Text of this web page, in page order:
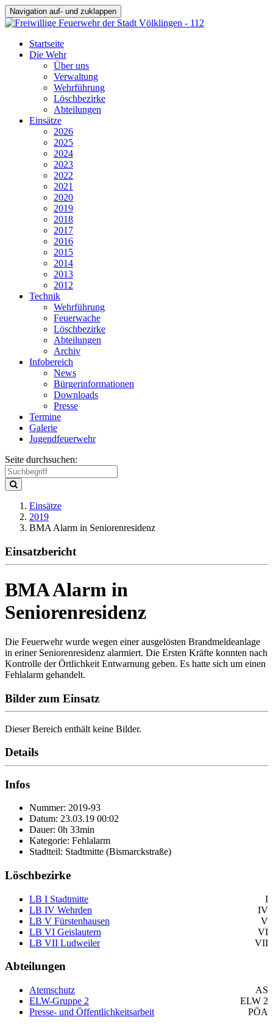
Navigation auf- und zuklappen
Startseite
Die Wehr
Über uns
Verwaltung
Wehrführung
Löschbezirke
Abteilungen
Einsätze
2026
2025
2024
2023
2022
2021
2020
2019
2018
2017
2016
2015
2014
2013
2012
Technik
Wehrführung
Feuerwache
Löschbezirke
Abteilungen
Archiv
Infobereich
News
Bürgerinformationen
Downloads
Presse
Termine
Galerie
Jugendfeuerwehr
Seite durchsuchen:
Einsätze
2019
BMA Alarm in Seniorenresidenz
Einsatzbericht
BMA Alarm in
Seniorenresidenz
Die Feuerwehr wurde wegen einer ausgelösten Brandmeldeanlage
in eriner Seniorenresidenz alarmiert. Die Ersten Kräfte konnten nach
Kontrolle der Örtlichkeit Entwarnung geben. Es hatte sich um einen
Fehlalarm gehandelt.
Bilder zum Einsatz
Dieser Bereich enthält keine Bilder.
Details
Infos
Nummer: 2019-93
Datum: 23.03.19 00:02
Dauer: 0h 33min
Kategorie: Fehlalarm
Stadtteil: Stadtmitte (Bismarckstraße)
Löschbezirke
LB I Stadtmitte
I
LB IV Wehrden
IV
LB V Fürstenhausen
V
LB VI Geislautern
VI
LB VII Ludweiler
VII
Abteilungen
Atemschutz
AS
ELW-Gruppe 2
ELW 2
Presse- und Öffentlichkeitsarbeit
PÖA